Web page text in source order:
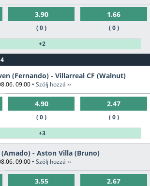
3.90
( 0 )
1.66
( 0 )
+2
(Fernando) - Villarreal CF (Walnut)
09:00 • Szólj hozzá ››
4.90
( 0 )
2.47
( 0 )
+3
- Aston Villa (Bruno)
09:00 • Szólj hozzá ››
3.55 2.67